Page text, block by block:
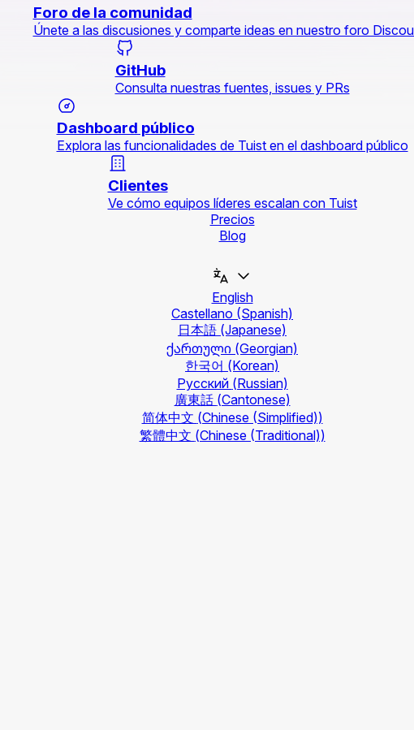
Foro de la comunidad
Únete a las discusiones y comparte ideas en nuestro foro
GitHub
Consulta nuestras fuentes, issues y PRs
Dashboard público
Explora las funcionalidades de Tuist en el dashboard público
Clientes
Ve cómo equipos líderes escalan con Tuist
Precios
Blog
English
Castellano (Spanish)
日本語 (Japanese)
ქართული (Georgian)
한국어 (Korean)
Русский (Russian)
廣東話 (Cantonese)
简体中文 (Chinese (Simplified))
繁體中文 (Chinese (Traditional))